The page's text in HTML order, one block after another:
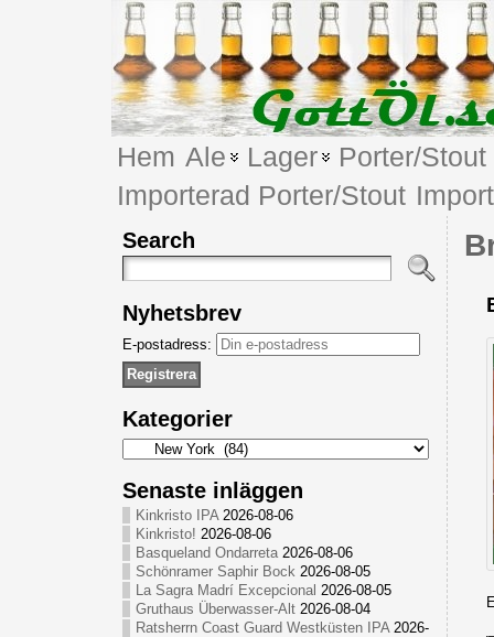
Hem Ale Lager
Porter/Stout
Importerad Porter/Stout
Search
Nyhetsbrev
E-postadress:
Kategorier
Kategorier
Senaste inläggen
Kinkristo IPA 2026-08-06
Kinkristo! 2026-08-06
Basqueland Ondarreta 2026-08-06
Schönramer Saphir Bock 2026-08-05
La Sagra Madrí Excepcional 2026-08-05
Gruthaus Überwasser-Alt 2026-08-04
Ratsherrn Coast Guard Westküsten IPA 2026-